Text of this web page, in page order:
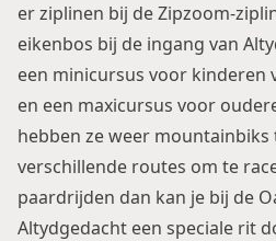
er ziplinen bij deZipzoom-
eikenbos bij de ingang van
een minicursus voor kinderen
en een maxicursus voor
hebben ze weer mountainbiks
verschillende routes om te
paardrijden dan kan je bij de
Altydgedacht een speciale rit